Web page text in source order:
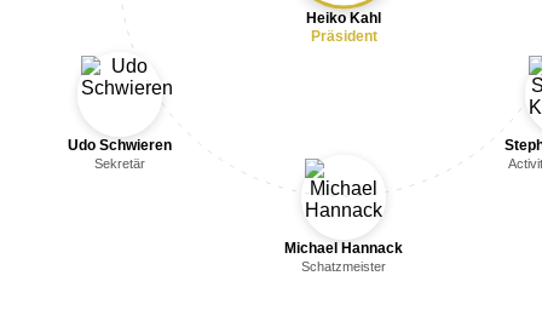
Heiko Kahl
Präsident
Michael Hannack
Schatzmeister
Udo Schwieren
Sekretär